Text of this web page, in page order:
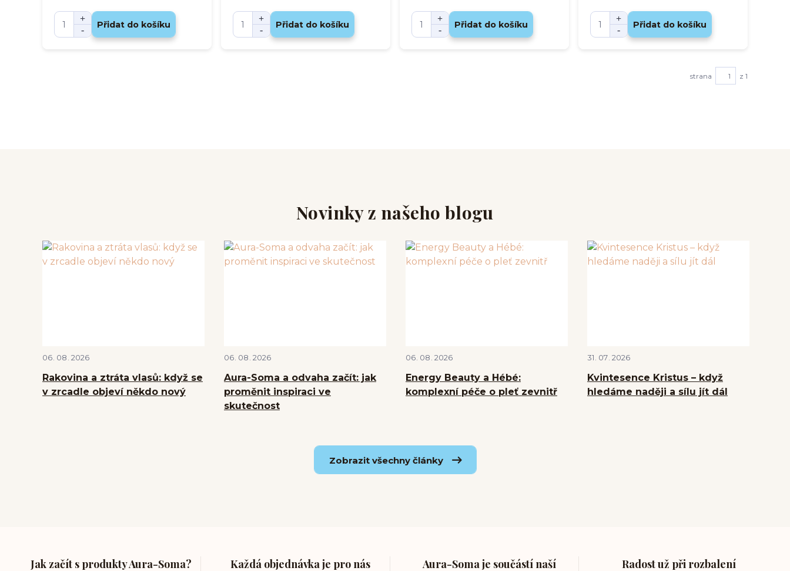
Přidat do košíku Přidat do košíku Přidat do košíku Přidat do košíku
strana z 1
Novinky z našeho blogu
06 08 2026
Rakovina a ztráta vlasů: když se
v zrcadle objeví někdo nový
06 08 2026
Aura-Soma a odvaha začít: jak
proměnit inspiraci ve
skutečnost
06 08 2026
Energy Beauty a Hébé:
komplexní péče o pleť zevnitř
31 07 2026
Kvintesence Kristus – když
hledáme naději a sílu jít dál
Zobrazit všechny články
Jak začít s produkty Aura-Soma? Každá objednávka je pro nás Aura-Soma je součástí naší Radost už při rozbalení